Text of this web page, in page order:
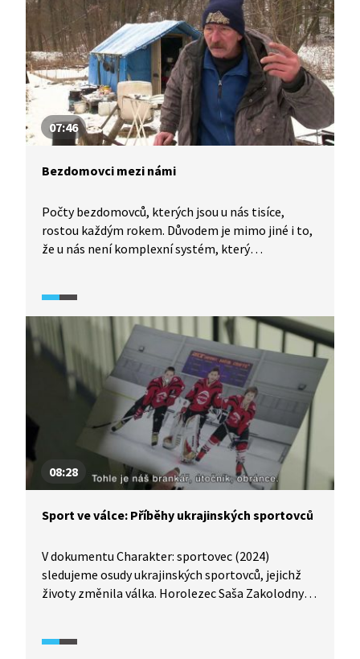
07:46
Bezdomovci mezi námi
Počty bezdomovců, kterých jsou u nás tisíce,
rostou každým rokem. Důvodem je mimo jiné i to,
že u nás není komplexní systém, který
přišel po pracovním úraze o práci a zadlužil se.
Skončil na ulici s jediným přítelem, svým psem.
Kvůli němu ho ale ani v největších mrazech
nepřijmou v žádné noclehárně. Stejně je na tom
i skoro sedmdesátiletý Alex, který si proto
postavil provizorní přístřešek. Jak žijí lidé
bez domova a jak se na ulici vůbec ocitli?
08:28
Sport ve válce: Příběhy ukrajinských sportovců
V dokumentu Charakter: sportovec (2024)
sledujeme osudy ukrajinských sportovců, jejichž
životy změnila válka. Horolezec Saša Zakolodnyj
popisuje, jak se marně obracela na ruské